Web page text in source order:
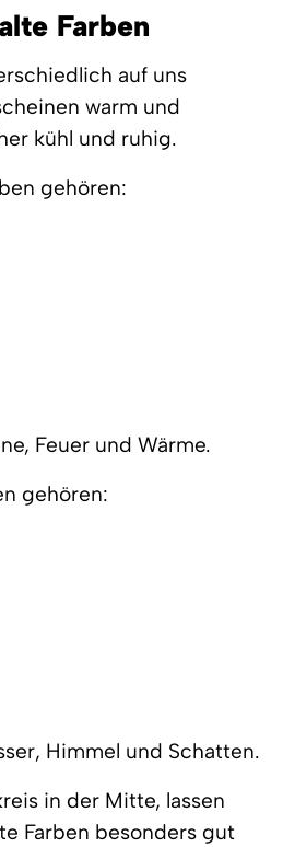
Farben
auf uns
warm und
kühl und ruhig.
gehören:
Feuer und Wärme.
gehören:
Himmel und Schatten.
in der Mitte, lassen
Farben besonders gut